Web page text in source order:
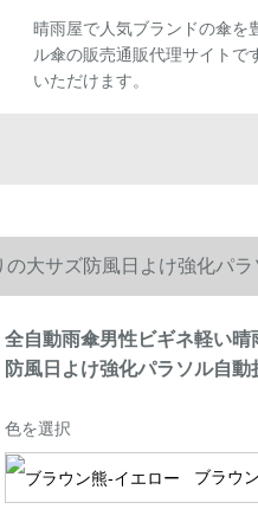
晴雨屋で人気ブランドの傘を
ル傘の販売通販代理サイト
いただけます。
大サズ防風日よけ強化パラ
全自動雨傘男性ビギネ軽い
防風日よけ強化パラソル自
色を選択
ブラウ